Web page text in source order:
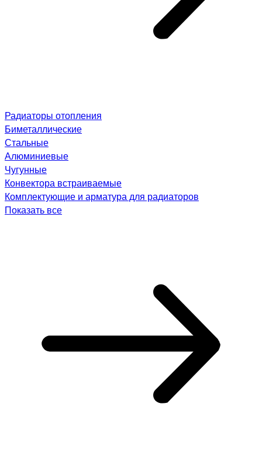
Радиаторы отопления
Биметаллические
Стальные
Алюминиевые
Чугунные
Конвектора встраиваемые
Комплектующие и арматура для радиаторов
Показать все